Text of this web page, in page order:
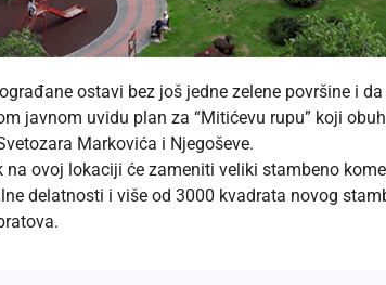
ostavi bez još jedne zelene površine i
javnom uvidu plan za “Mitićevu rupu” koji
Markovića i Njegoševe.
ovoj lokaciji će zameniti veliki stambeno
delatnosti i više od 3000 kvadrata novog